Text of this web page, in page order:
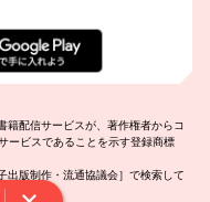
籍配信サービスが、著作権者からコ
ービスであることを示す登録商標
出版制作・流通協議会］で検索して